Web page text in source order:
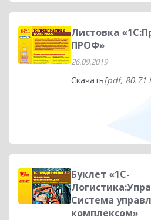
Листовка
ПРОФ»
26.09.2019
Скачать[pdf, 80.71
Буклет «1С-
Система
комплексом»